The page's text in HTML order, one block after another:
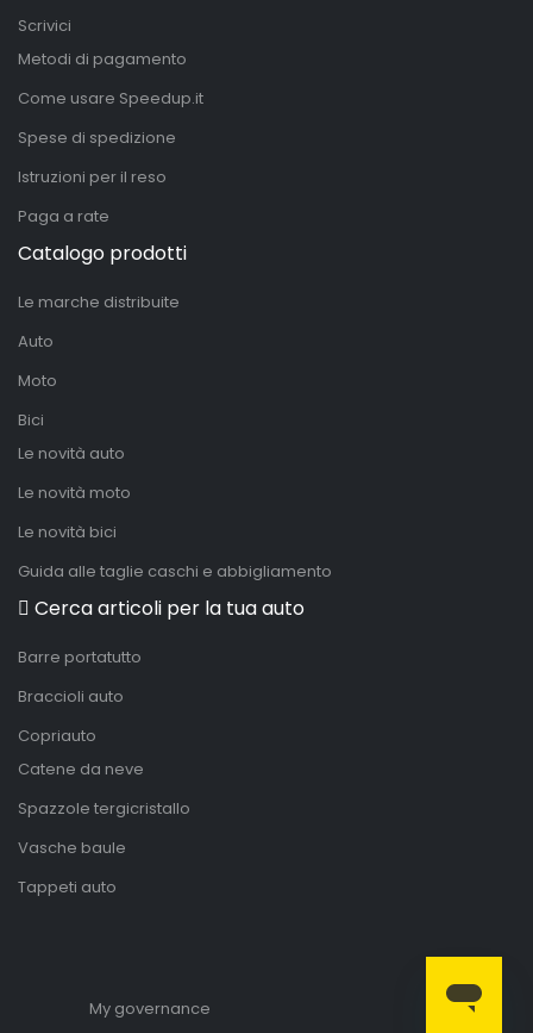
Scrivici
Metodi di pagamento
Come usare Speedup.it
Spese di spedizione
Istruzioni per il reso
Paga a rate
Catalogo prodotti
Le marche distribuite
Auto
Moto
Bici
Le novità auto
Le novità moto
Le novità bici
Guida alle taglie caschi e abbigliamento
Cerca articoli per la tua auto
Barre portatutto
Braccioli auto
Copriauto
Catene da neve
Spazzole tergicristallo
Vasche baule
Tappeti auto
My governance